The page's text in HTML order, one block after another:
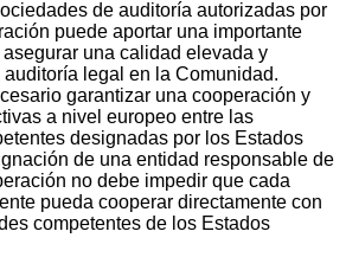
de auditoría autorizadas por
puede aportar una importante
una calidad elevada y
legal en la Comunidad.
garantizar una cooperación y
a nivel europeo entre las
designadas por los Estados
de una entidad responsable de
no debe impedir que cada
pueda cooperar directamente con
competentes de los Estados